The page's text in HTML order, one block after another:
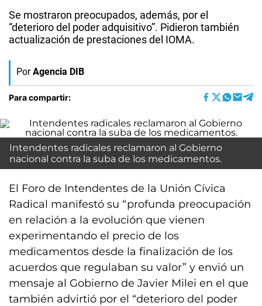
Se mostraron preocupados, además, por el
“deterioro del poder adquisitivo”. Pidieron también
actualización de prestaciones del IOMA.
Por Agencia DIB
Para compartir:
Intendentes radicales reclamaron al Gobierno
nacional contra la suba de los medicamentos.
El Foro de Intendentes de la Unión Cívica
Radical manifestó su “profunda preocupación
en relación a la evolución que vienen
experimentando el precio de los
medicamentos desde la finalización de los
acuerdos que regulaban su valor” y envió un
mensaje al Gobierno de Javier Milei en el que
también advirtió por el “deterioro del poder